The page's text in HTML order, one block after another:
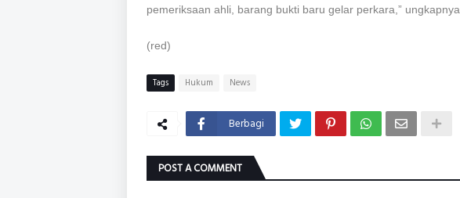
pemeriksaan ahli, barang bukti baru gelar perkara,” ungkapnya.
(red)
Tags Hukum News
Berbagi
POST A COMMENT